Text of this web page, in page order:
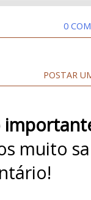
0
POSTAR
muito